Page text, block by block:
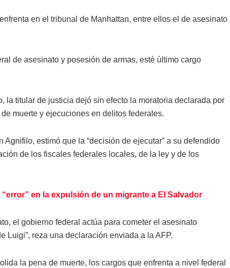
en el tribunal de Manhattan, entre ellos el de asesinato
de asesinato y posesión de armas, esté último cargo
la titular de justicia dejó sin efecto la moratoria declarada por
muerte y ejecuciones en delitos federales.
estimó que la “decisión de ejecutar” a su defendido
de los fiscales federales locales, de la ley y de los
en la expulsión de un migrante a El Salvador
el gobierno federal actúa para cometer el asesinato
Luigi”, reza una declaración enviada a la AFP.
la pena de muerte, los cargos que enfrenta a nivel federal